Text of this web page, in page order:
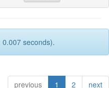
seconds).
previous 1 2 next